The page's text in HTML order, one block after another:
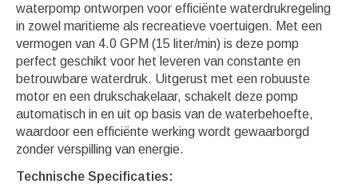
waterpomp ontworpen voor efficiënte waterdrukregeling
in zowel maritieme als recreatieve voertuigen. Met een
vermogen van 4.0 GPM (15 liter/min) is deze pomp
perfect geschikt voor het leveren van constante en
betrouwbare waterdruk. Uitgerust met een robuuste
motor en een drukschakelaar, schakelt deze pomp
automatisch in en uit op basis van de waterbehoefte,
waardoor een efficiënte werking wordt gewaarborgd
zonder verspilling van energie.
Technische Specificaties: